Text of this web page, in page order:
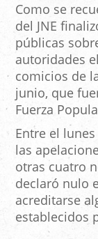
Como se
del JNE
públicas
autoridades
comicios de
junio, que
Fuerza
Entre el
las
otras cuatro
declaró nulo
acreditarse
establecidos